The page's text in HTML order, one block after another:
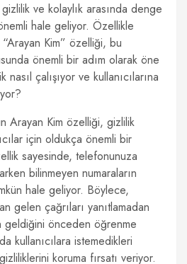
ve kolaylık arasında denge
hale geliyor. Özellikle
Kim” özelliği, bu
önemli bir adım olarak öne
çalışıyor ve kullanıcılarına
Arayan Kim özelliği, gizlilik
için oldukça önemli bir
sayesinde, telefonunuza
bilinmeyen numaraların
hale geliyor. Böylece,
gelen çağrıları yanıtlamadan
geldiğini önceden öğrenme
kullanıcılara istemedikleri
koruma fırsatı veriyor.